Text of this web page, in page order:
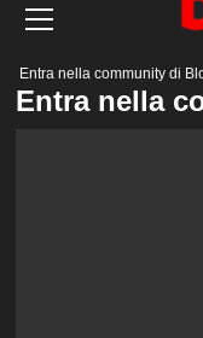
principale
Entra nella community di
Entra nella